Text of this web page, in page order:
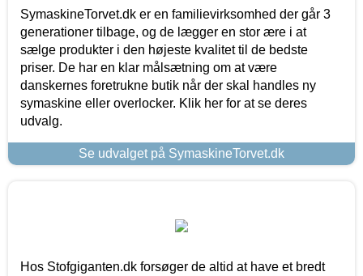
SymaskineTorvet.dk er en familievirksomhed der går 3
generationer tilbage, og de lægger en stor ære i at
sælge produkter i den højeste kvalitet til de bedste
priser. De har en klar målsætning om at være
danskernes foretrukne butik når der skal handles ny
symaskine eller overlocker. Klik her for at se deres
udvalg.
Se udvalget på SymaskineTorvet.dk
Hos Stofgiganten.dk forsøger de altid at have et bredt